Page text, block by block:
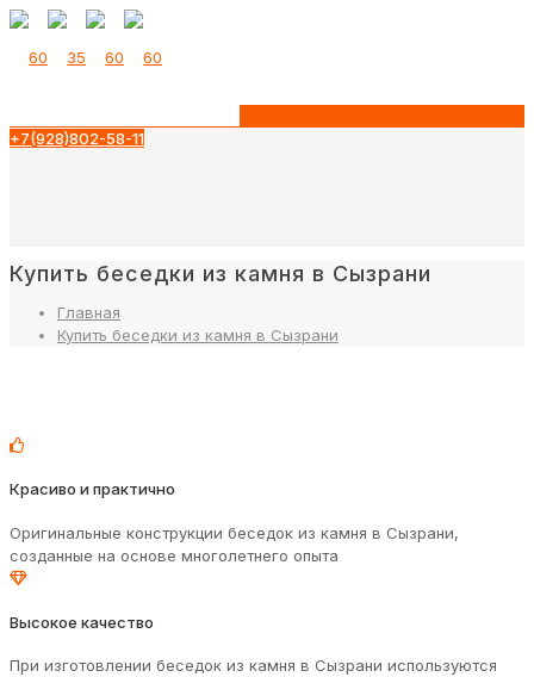
+7(928)802-58-11
Купить беседки из камня в Сызрани
Главная
Купить беседки из камня в Сызрани
Красиво и практично
Оригинальные конструкции беседок из камня в Сызрани,
созданные на основе многолетнего опыта
Высокое качество
При изготовлении беседок из камня в Сызрани используются